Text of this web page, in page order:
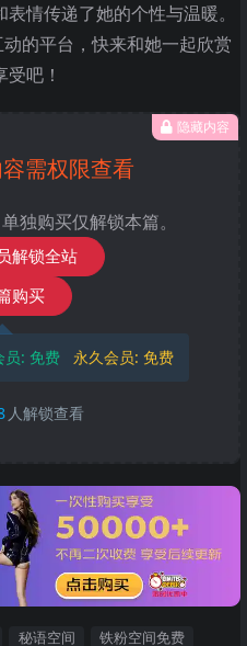
情传递了她的个性与温暖。
的平台，快来和她一起欣赏
吧！
隐藏内容
需权限查看
独购买仅解锁本篇。
解锁全站
购买
员: 免费 永久会员: 免费
人解锁查看
秘语空间 铁粉空间免费